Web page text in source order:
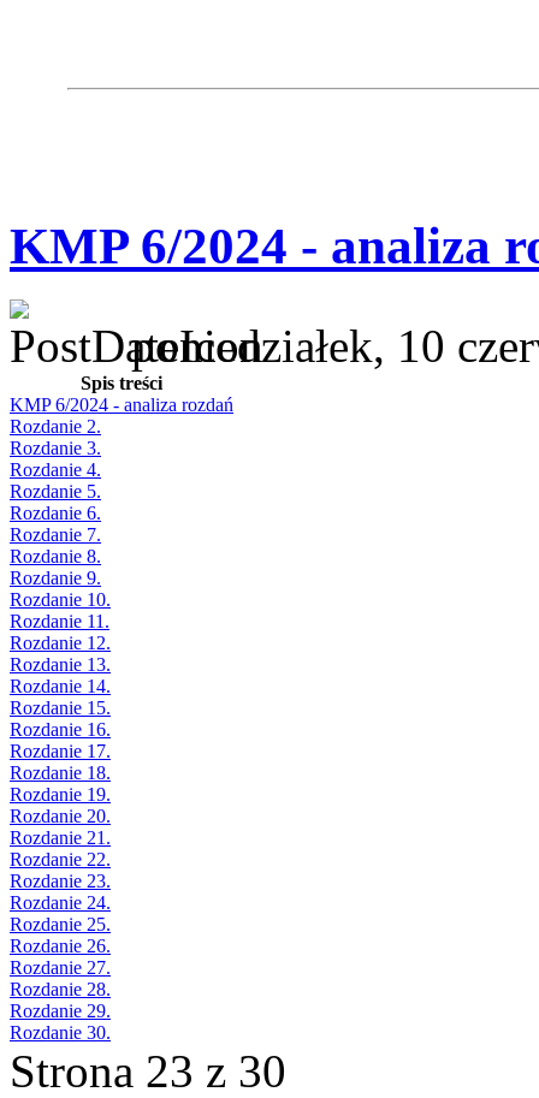
KMP 6/2024 - analiza
poniedziałek, 10
Spis treści
KMP 6/2024 - analiza rozdań
Rozdanie 2.
Rozdanie 3.
Rozdanie 4.
Rozdanie 5.
Rozdanie 6.
Rozdanie 7.
Rozdanie 8.
Rozdanie 9.
Rozdanie 10.
Rozdanie 11.
Rozdanie 12.
Rozdanie 13.
Rozdanie 14.
Rozdanie 15.
Rozdanie 16.
Rozdanie 17.
Rozdanie 18.
Rozdanie 19.
Rozdanie 20.
Rozdanie 21.
Rozdanie 22.
Rozdanie 23.
Rozdanie 24.
Rozdanie 25.
Rozdanie 26.
Rozdanie 27.
Rozdanie 28.
Rozdanie 29.
Rozdanie 30.
Strona 23 z 30